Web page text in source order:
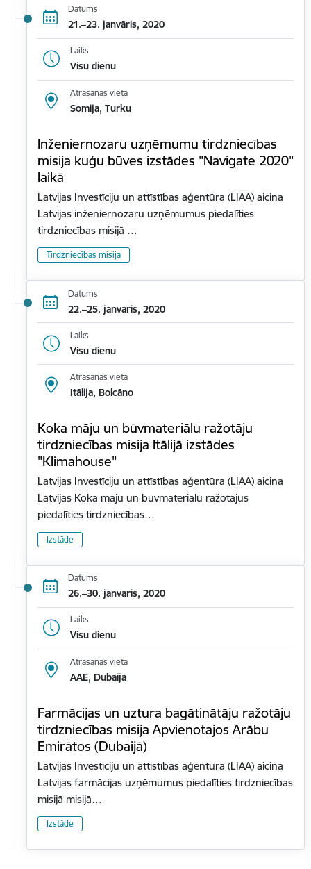
Datums
21.–23. janvāris, 2020
Laiks
Visu dienu
Atrašanās vieta
Somija, Turku
Inženiernozaru uzņēmumu tirdzniecības
misija kuģu būves izstādes "Navigate 2020"
laikā
Latvijas Investīciju un attīstības aģentūra (LIAA) aicina
Latvijas inženiernozaru uzņēmumus piedalīties
tirdzniecības misijā …
Tirdzniecības misija
Datums
22.–25. janvāris, 2020
Laiks
Visu dienu
Atrašanās vieta
Itālija, Bolcāno
Koka māju un būvmateriālu ražotāju
tirdzniecības misija Itālijā izstādes
"Klimahouse"
Latvijas Investīciju un attīstības aģentūra (LIAA) aicina
Latvijas Koka māju un būvmateriālu ražotājus
piedalīties tirdzniecības…
Izstāde
Datums
26.–30. janvāris, 2020
Laiks
Visu dienu
Atrašanās vieta
AAE, Dubaija
Farmācijas un uztura bagātinātāju ražotāju
tirdzniecības misija Apvienotajos Arābu
Emirātos (Dubaijā)
Latvijas Investīciju un attīstības aģentūra (LIAA) aicina
Latvijas farmācijas uzņēmumus piedalīties tirdzniecības
misijā misijā…
Izstāde